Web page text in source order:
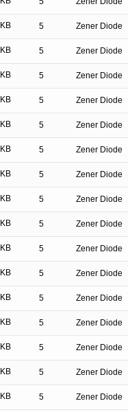
5 Zener Diode
5 Zener Diode
5 Zener Diode
5 Zener Diode
5 Zener Diode
5 Zener Diode
5 Zener Diode
5 Zener Diode
5 Zener Diode
5 Zener Diode
5 Zener Diode
5 Zener Diode
5 Zener Diode
5 Zener Diode
5 Zener Diode
5 Zener Diode